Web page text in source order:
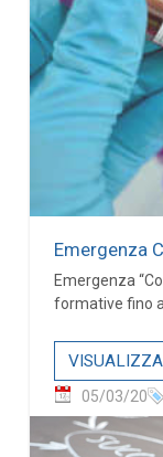
Emergenza
Emergenza
formative fino
05/03/20